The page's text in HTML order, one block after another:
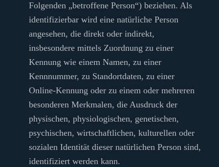
Folgenden „betroffene Person“) beziehen. Als
identifizierbar wird eine natürliche Person
angesehen, die direkt oder indirekt,
insbesondere mittels Zuordnung zu einer
Kennung wie einem Namen, zu einer
Kennnummer, zu Standortdaten, zu einer
Online-Kennung oder zu einem oder mehreren
besonderen Merkmalen, die Ausdruck der
physischen, physiologischen, genetischen,
psychischen, wirtschaftlichen, kulturellen oder
sozialen Identität dieser natürlichen Person sind,
identifiziert werden kann.